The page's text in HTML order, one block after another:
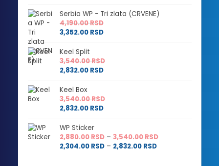
Serbia WP - Tri zlata (CRVENE)
4,190.00RSD
3,352.00 RSD
Keel Split
3,540.00RSD
2,832.00 RSD
Keel Box
3,540.00RSD
2,832.00 RSD
WP Sticker
2,880.00RSD – 3,540.00RSDRaspon
2,304.00 RSD – 2,832.00 RSDRaspon